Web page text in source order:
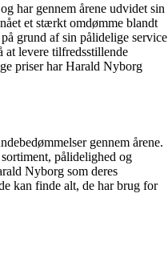
har gennem årene udvidet sin
et stærkt omdømme blandt
grund af sin pålidelige service
at levere tilfredsstillende
priser har Harald Nyborg
gennem årene.
pålidelighed og
Nyborg som deres
kan finde alt, de har brug for